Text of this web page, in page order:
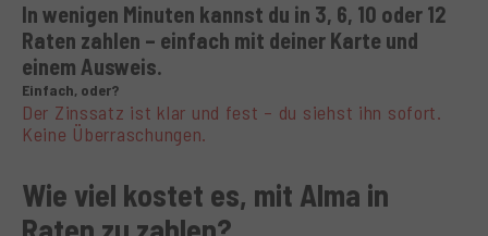
In wenigen Minuten kannst du in 3, 6, 10 oder 12
Raten zahlen – einfach mit deiner Karte und
einem Ausweis.
Einfach, oder?
Der Zinssatz ist klar und fest – du siehst ihn sofort.
Keine Überraschungen.
Wie viel kostet es, mit Alma in